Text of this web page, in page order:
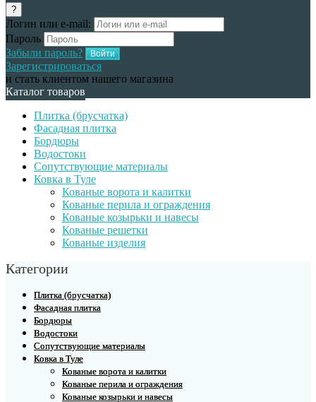
?
Логин или e-mail:
Пароль
Забыли пароль?
Зарегистрироваться
и стать клиентом нашего магазина
Каталог товаров
Плитка (брусчатка)
Фасадная плитка
Бордюры
Водостоки
Сопутствующие материалы
Ковка в Туле
Кованые ворота и калитки
Кованые перила и ограждения
Кованые козырьки и навесы
Кованые решетки
Кованые изделия
Категории
Плитка (брусчатка)
Фасадная плитка
Бордюры
Водостоки
Сопутствующие материалы
Ковка в Туле
Кованые ворота и калитки
Кованые перила и ограждения
Кованые козырьки и навесы